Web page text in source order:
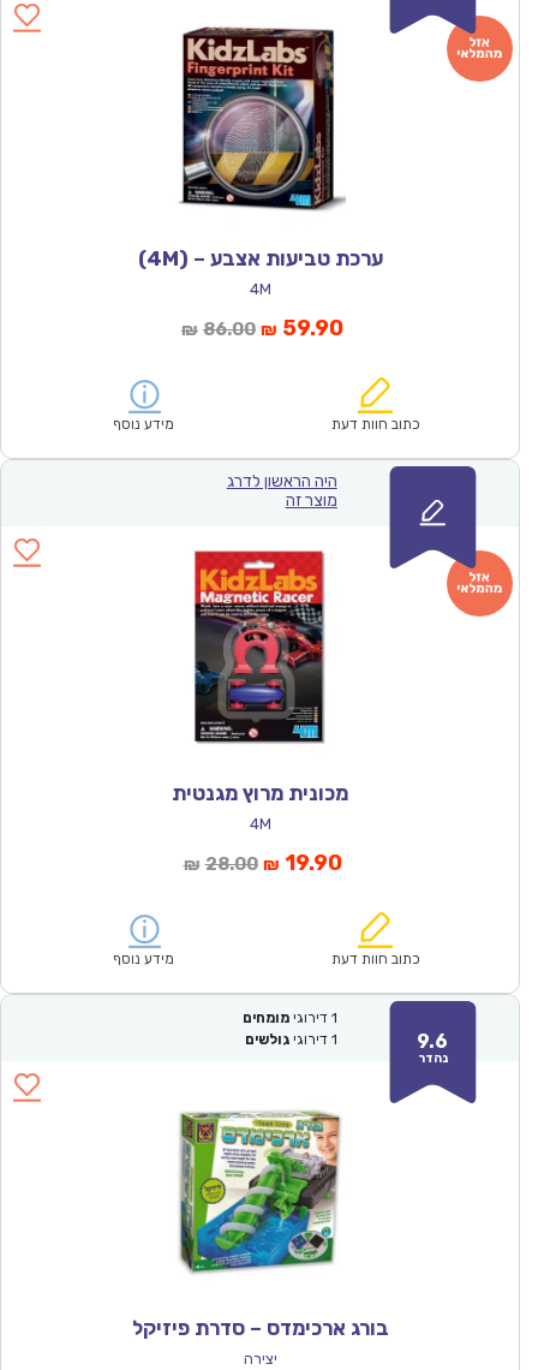
ערכת טביעות אצבע – (4M)
4M
₪ 86.00המחיר
₪86.00.
₪ 59.90המחיר
הוא:
כתוב חוות דעת מידע נוסף
היה הראשון לדרג
מוצר זה
מכונית מרוץ מגנטית
4M
₪ 28.00המחיר
₪28.00.
₪ 19.90המחיר
הוא:
₪19.90.כתוב חוות דעת מידע נוסף
9.6
נהדר
1 דירוגי מומחים
1 דירוגי גולשים
בורג ארכימדס – סדרת פיזיקל
יצירה